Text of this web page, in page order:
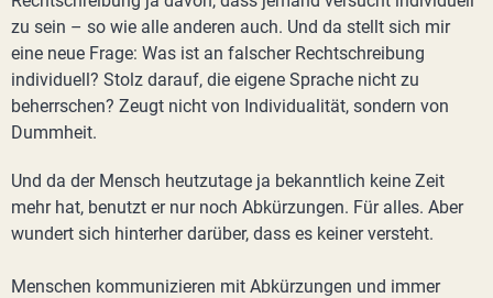
zu sein – so wie alle anderen auch. Und da stellt sich mir
eine neue Frage: Was ist an falscher Rechtschreibung
individuell? Stolz darauf, die eigene Sprache nicht zu
beherrschen? Zeugt nicht von Individualität, sondern von
Dummheit.
Und da der Mensch heutzutage ja bekanntlich keine Zeit
mehr hat, benutzt er nur noch Abkürzungen. Für alles. Aber
wundert sich hinterher darüber, dass es keiner versteht.
Menschen kommunizieren mit Abkürzungen und immer